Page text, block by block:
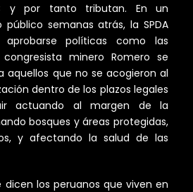
y por tanto tributan. En un
semanas atrás, la SPDA
políticas como las
minero Romero se
aquellos que no se acogieron al
dentro de los plazos legales
actuando al margen de la
bosques y áreas protegidas,
y afectando la salud de las
dicen los peruanos que viven en